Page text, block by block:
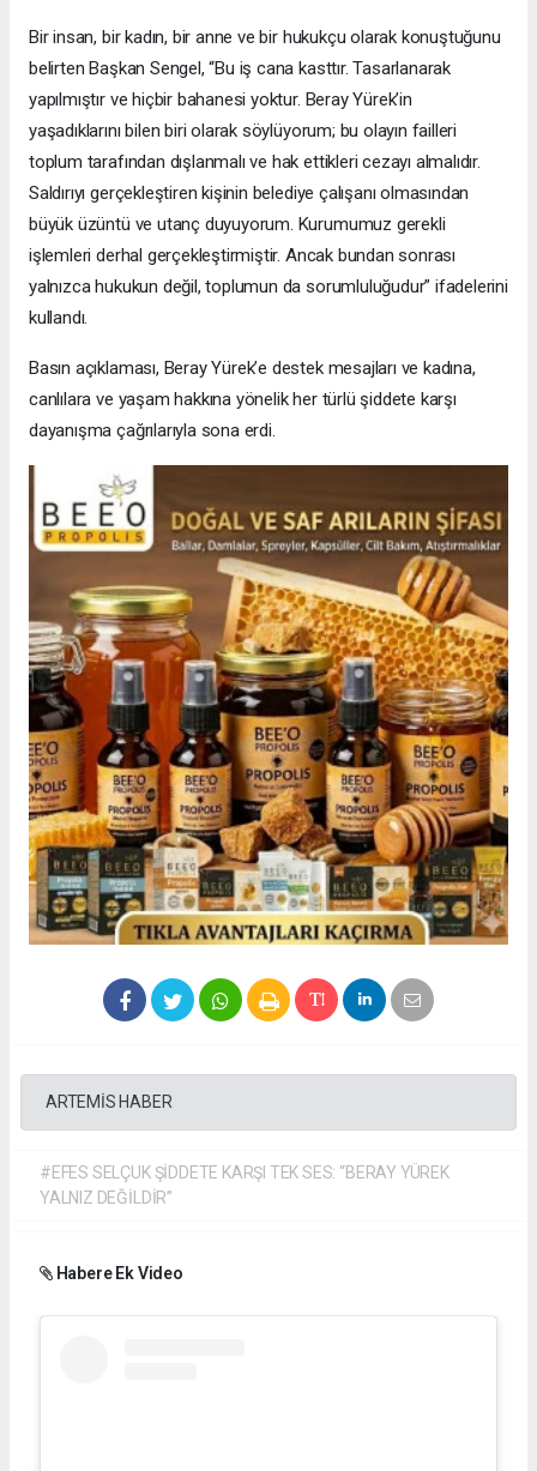
Bir insan, bir kadın, bir anne ve bir hukukçu olarak konuştuğunu
belirten Başkan Sengel, “Bu iş cana kasttır. Tasarlanarak
yapılmıştır ve hiçbir bahanesi yoktur. Beray Yürek’in
yaşadıklarını bilen biri olarak söylüyorum; bu olayın failleri
toplum tarafından dışlanmalı ve hak ettikleri cezayı almalıdır.
Saldırıyı gerçekleştiren kişinin belediye çalışanı olmasından
büyük üzüntü ve utanç duyuyorum. Kurumumuz gerekli
işlemleri derhal gerçekleştirmiştir. Ancak bundan sonrası
yalnızca hukukun değil, toplumun da sorumluluğudur” ifadelerini
kullandı.
Basın açıklaması, Beray Yürek’e destek mesajları ve kadına,
canlılara ve yaşam hakkına yönelik her türlü şiddete karşı
dayanışma çağrılarıyla sona erdi.
ARTEMİS HABER
#EFES SELÇUK ŞİDDETE KARŞI TEK SES: “BERAY YÜREK
YALNIZ DEĞİLDİR”
Habere Ek Video